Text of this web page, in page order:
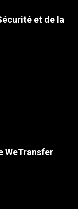
et de la
WeTransfer